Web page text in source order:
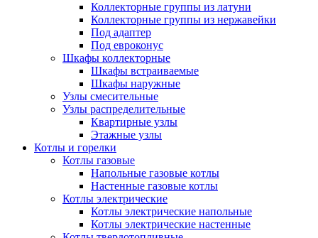
Коллекторные группы из латуни
Коллекторные группы из нержавейки
Под адаптер
Под евроконус
Шкафы коллекторные
Шкафы встраиваемые
Шкафы наружные
Узлы смесительные
Узлы распределительные
Квартирные узлы
Этажные узлы
Котлы и горелки
Котлы газовые
Напольные газовые котлы
Настенные газовые котлы
Котлы электрические
Котлы электрические напольные
Котлы электрические настенные